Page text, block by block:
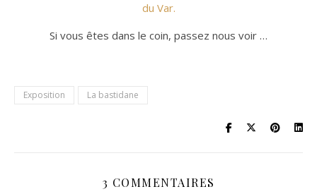
du Var.
Si vous êtes dans le coin, passez nous voir …
Exposition La bastidane
3 COMMENTAIRES